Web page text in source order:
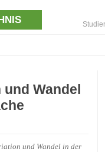
Wandel
und Wandel in der